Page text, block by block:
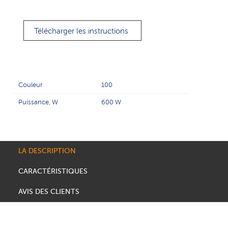
Télécharger les instructions
Couleur 100
Puissance, W 600 W
LA DESCRIPTION
CARACTÉRISTIQUES
AVIS DES CLIENTS